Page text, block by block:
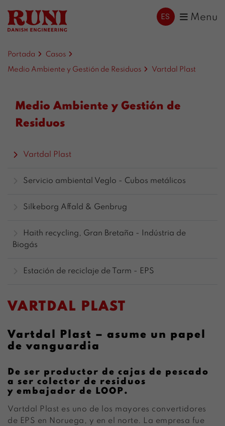
Menu
ES
Portada Casos
Medio Ambiente y Gestión de Residuos Vartdal Plast
Medio Ambiente y Gestión de
Residuos
Vartdal Plast
Servicio ambiental Veglo - Cubos metálicos
Silkeborg Affald & Genbrug
Haith recycling, Gran Bretaña - Indústria de
Biogás
Estación de reciclaje de Tarm - EPS
VARTDAL PLAST
Vartdal Plast – asume un papel
de vanguardia
De ser productor de cajas de pescado
a ser colector de residuos
y embajador de LOOP.
Vartdal Plast es uno de los mayores convertidores
de EPS en Noruega, y en el norte. La empresa fue